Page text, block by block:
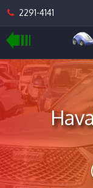
2291-4141